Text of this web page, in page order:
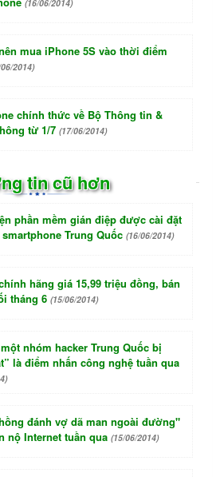
(16/06/2014)
mua iPhone 5S vào thời điểm
2014)
chính thức về Bộ Thông tin &
từ 1/7 (17/06/2014)
tin cũ hơn
phần mềm gián điệp được cài đặt
Trung Quốc (16/06/2014)
hãng giá 15,99 triệu đồng, bán
tháng 6 (15/06/2014)
nhóm hacker Trung Quốc bị
là điểm nhấn công nghệ tuần qua
đánh vợ dã man ngoài đường"
nộ Internet tuần qua (15/06/2014)